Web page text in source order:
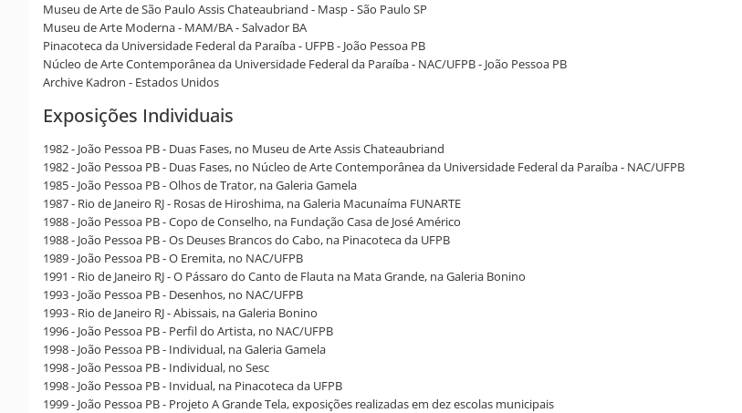
Museu de Arte de São Paulo Assis Chateaubriand - Masp - São Paulo SP
Museu de Arte Moderna - MAM/BA - Salvador BA
Pinacoteca da Universidade Federal da Paraíba - UFPB - João Pessoa PB
Núcleo de Arte Contemporânea da Universidade Federal da Paraíba - NAC/UFPB - João Pessoa PB
Archive Kadron - Estados Unidos
Exposições Individuais
1982 - João Pessoa PB - Duas Fases, no Museu de Arte Assis Chateaubriand
1982 - João Pessoa PB - Duas Fases, no Núcleo de Arte Contemporânea da Universidade Federal da Paraíba - NAC/UFPB
1985 - João Pessoa PB - Olhos de Trator, na Galeria Gamela
1987 - Rio de Janeiro RJ - Rosas de Hiroshima, na Galeria Macunaíma FUNARTE
1988 - João Pessoa PB - Copo de Conselho, na Fundação Casa de José Américo
1988 - João Pessoa PB - Os Deuses Brancos do Cabo, na Pinacoteca da UFPB
1989 - João Pessoa PB - O Eremita, no NAC/UFPB
1991 - Rio de Janeiro RJ - O Pássaro do Canto de Flauta na Mata Grande, na Galeria Bonino
1993 - João Pessoa PB - Desenhos, no NAC/UFPB
1993 - Rio de Janeiro RJ - Abissais, na Galeria Bonino
1996 - João Pessoa PB - Perfil do Artista, no NAC/UFPB
1998 - João Pessoa PB - Individual, na Galeria Gamela
1998 - João Pessoa PB - Individual, no Sesc
1998 - João Pessoa PB - Invidual, na Pinacoteca da UFPB
1999 - João Pessoa PB - Projeto A Grande Tela, exposições realizadas em dez escolas municipais